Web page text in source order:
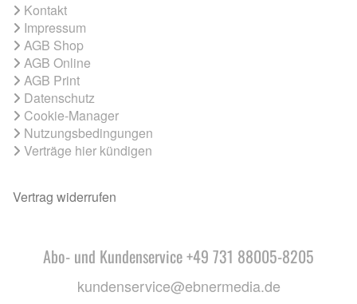
Kontakt
Impressum
AGB Shop
AGB Online
AGB Print
Datenschutz
Cookie-Manager
Nutzungsbedingungen
Verträge hier kündigen
Vertrag widerrufen
Abo- und Kundenservice +49 731 88005-8205
kundenservice@ebnermedia.de